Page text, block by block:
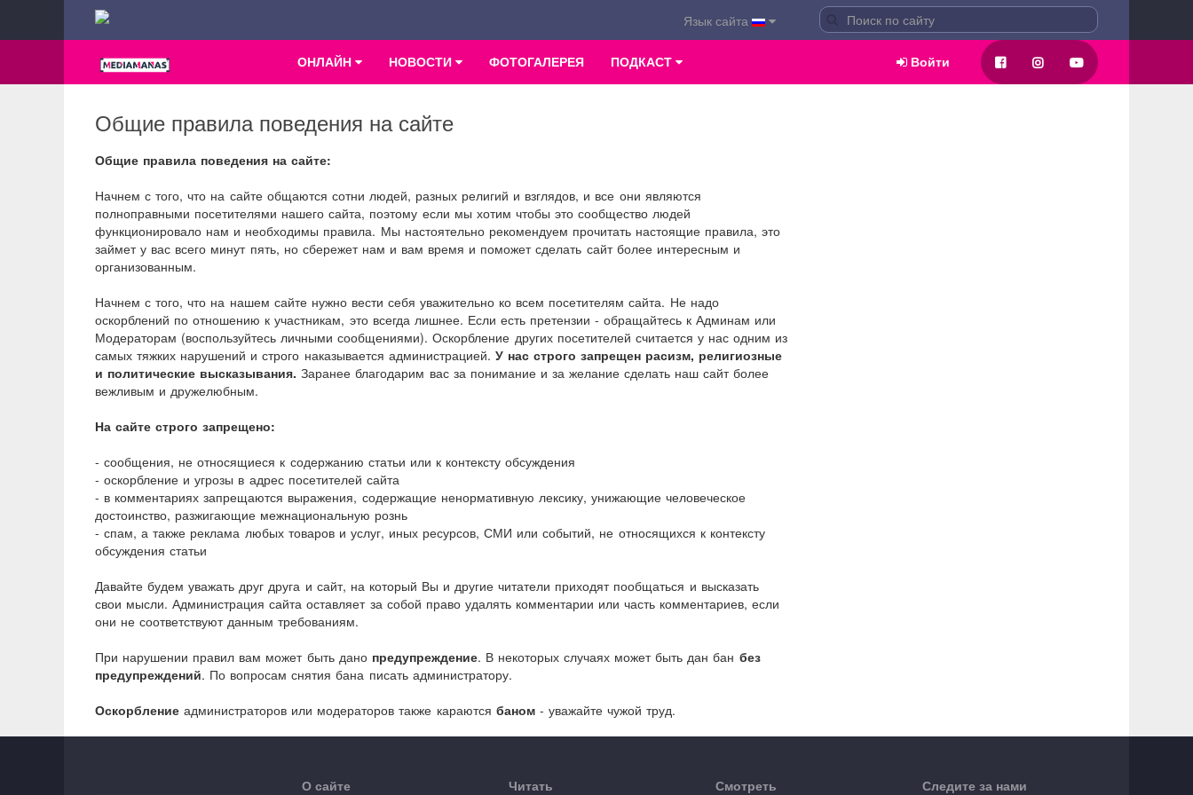
Язык сайта
ОНЛАЙН НОВОСТИ ФОТОГАЛЕРЕЯ ПОДКАСТ Войти
Общие правила поведения на сайте
Общие правила поведения на сайте:
Начнем с того, что на сайте общаются сотни людей, разных религий и взглядов, и все они являются
полноправными посетителями нашего сайта, поэтому если мы хотим чтобы это сообщество людей
функционировало нам и необходимы правила. Мы настоятельно рекомендуем прочитать настоящие правила, это
займет у вас всего минут пять, но сбережет нам и вам время и поможет сделать сайт более интересным и
организованным.
Начнем с того, что на нашем сайте нужно вести себя уважительно ко всем посетителям сайта. Не надо
оскорблений по отношению к участникам, это всегда лишнее. Если есть претензии - обращайтесь к Админам или
Модераторам (воспользуйтесь личными сообщениями). Оскорбление других посетителей считается у нас одним из
самых тяжких нарушений и строго наказывается администрацией. У нас строго запрещен расизм, религиозные
и политические высказывания. Заранее благодарим вас за понимание и за желание сделать наш сайт более
вежливым и дружелюбным.
На сайте строго запрещено:
- сообщения, не относящиеся к содержанию статьи или к контексту обсуждения
- оскорбление и угрозы в адрес посетителей сайта
- в комментариях запрещаются выражения, содержащие ненормативную лексику, унижающие человеческое
достоинство, разжигающие межнациональную рознь
- спам, а также реклама любых товаров и услуг, иных ресурсов, СМИ или событий, не относящихся к контексту
обсуждения статьи
Давайте будем уважать друг друга и сайт, на который Вы и другие читатели приходят пообщаться и высказать
свои мысли. Администрация сайта оставляет за собой право удалять комментарии или часть комментариев, если
они не соответствуют данным требованиям.
При нарушении правил вам может быть дано предупреждение. В некоторых случаях может быть дан бан без
предупреждений. По вопросам снятия бана писать администратору.
Оскорбление администраторов или модераторов также караются баном- уважайте чужой труд.
О сайте
Читать
Смотреть
Следите за нами